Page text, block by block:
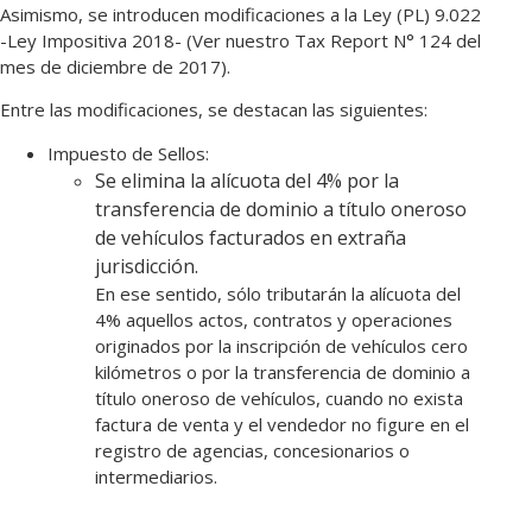
Asimismo, se introducen modificaciones a la Ley (PL) 9.022
-Ley Impositiva 2018- (Ver nuestro Tax Report N° 124 del
mes de diciembre de 2017).
Entre las modificaciones, se destacan las siguientes:
Impuesto de Sellos:
Se elimina la alícuota del 4% por la
transferencia de dominio a título oneroso
de vehículos facturados en extraña
jurisdicción.
En ese sentido, sólo tributarán la alícuota del
4% aquellos actos, contratos y operaciones
originados por la inscripción de vehículos cero
kilómetros o por la transferencia de dominio a
título oneroso de vehículos, cuando no exista
factura de venta y el vendedor no figure en el
registro de agencias, concesionarios o
intermediarios.